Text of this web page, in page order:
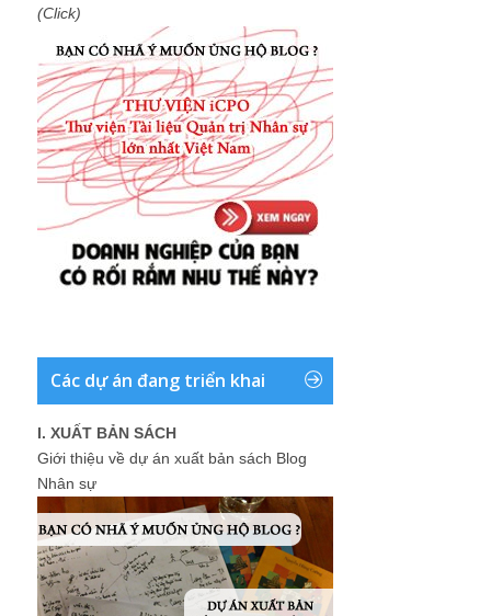
(Click)
Các dự án đang triển khai
I. XUẤT BẢN SÁCH
Giới thiệu về dự án xuất bản sách Blog
Nhân sự